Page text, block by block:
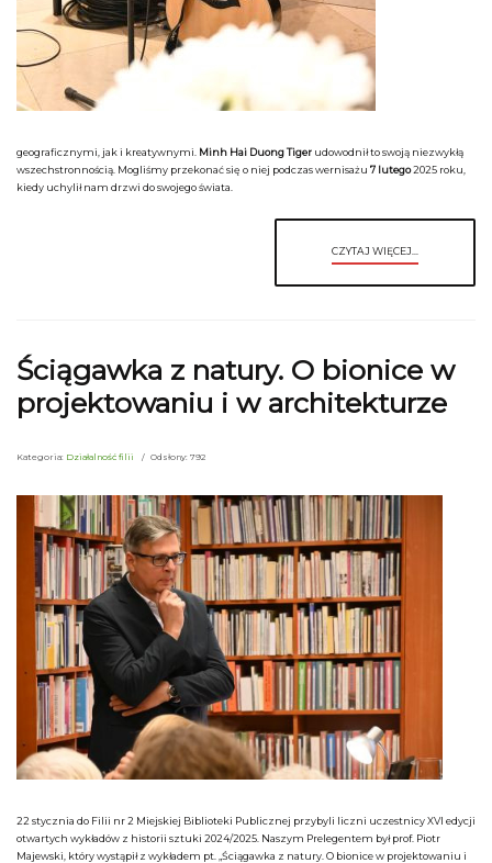
geograficznymi, jak i kreatywnymi. Minh Hai Duong Tiger udowodnił to swoją niezwykłą
wszechstronnością. Mogliśmy przekonać się o niej podczas wernisażu 7 lutego2025 roku,
kiedy uchylił nam drzwi do swojego świata.
CZYTAJ WIĘCEJ...
Ściągawka z natury. O bionice w
projektowaniu i w architekturze
Kategoria: Działalność filii Odsłony: 792
22 stycznia do Filii nr 2 Miejskiej Biblioteki Publicznej przybyli liczni uczestnicy XVI edycji
otwartych wykładów z historii sztuki 2024/2025. Naszym Prelegentem był prof. Piotr
Majewski, który wystąpił z wykładem pt. „Ściągawka z natury. O bionice w projektowaniu i